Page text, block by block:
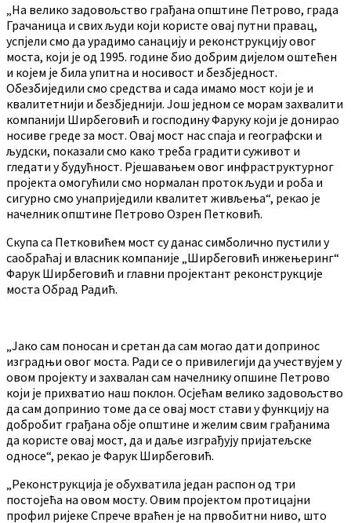
„На велико задовољство грађана општине Петрово, града
Грачаница и свих људи који користе овај путни правац,
успјели смо да урадимо санацију и реконструкцију овог
моста, који је од 1995. године био добрим дијелом оштећен
и којем је била упитна и носивост и безбједност.
Обезбиједили смо средства и сада имамо мост који је и
квалитетнији и безбједнији. Још једном се морам захвалити
компанији Ширбеговић и господину Фаруку који је донирао
носиве греде за мост. Овај мост нас спаја и географски и
људски, показали смо како треба градити суживот и
гледати у будућност. Рјешавањем овог инфраструктурног
пројекта омогућили смо нормалан проток људи и роба и
сигурно смо унаприједили квалитет живљења“, рекао је
начелник општине Петрово Озрен Петковић.
Скупа са Петковићем мост су данас симболично пустили у
саобраћај и власник компаније „Ширбеговић инжењеринг“
Фарук Ширбеговић и главни пројектант реконструкције
моста Обрад Радић.
„Јако сам поносан и сретан да сам могао дати допринос
изградњи овог моста. Ради се о привилегији да учествујем у
овом пројекту и захвалан сам начелнику опшине Петрово
који је прихватио наш поклон. Осјећам велико задовољство
да сам допринио томе да се овај мост стави у функцију на
добробит грађана обје општине и желим свим грађанима
да користе овај мост, да и даље изграђују пријатељске
односе“, рекао је Фарук Ширбеговић.
„Реконструкција је обухватила један распон од три
постојећа на овом мосту. Овим пројектом протицајни
профил ријеке Спрече враћен је на првобитни ниво, што